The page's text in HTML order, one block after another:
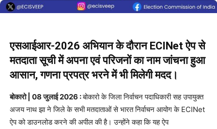
एसआईआर-2026 अभियान के दौरान ECINet ऐप से
मतदाता सूची में अपना एवं परिजनों का नाम जांचना हुआ
आसान, गणना प्रपत्र भरने में भी मिलेगी मदद।
बोकारो | 08 जुलाई 2026 :बोकारो के जिला निर्वाचन पदाधिकारी सह उपायुक्त
अजय नाथ झा ने जिले के सभी मतदाताओं से भारत निर्वाचन आयोग के ECINet
ऐप को डाउनलोड करने की अपील की है। उन्होंने कहा कि यह ऐप